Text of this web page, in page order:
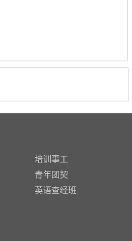
培训事工
青年团契
英语查经班